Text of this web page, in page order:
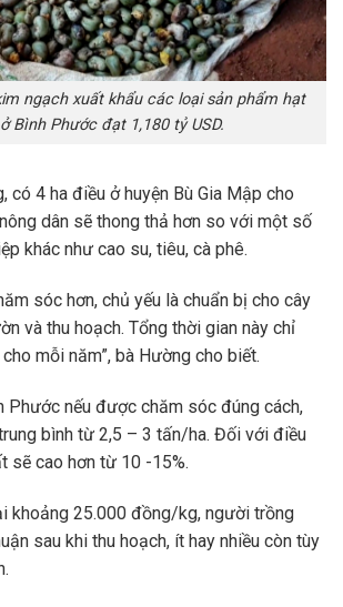
ngạch xuất khẩu các loại sản phẩm hạt
Bình Phước đạt 1,180 tỷ USD.
có 4 ha điều ở huyện Bù Gia Mập cho
dân sẽ thong thả hơn so với một số
khác như cao su, tiêu, cà phê.
sóc hơn, chủ yếu là chuẩn bị cho cây
và thu hoạch. Tổng thời gian này chỉ
mỗi năm”, bà Hường cho biết.
Phước nếu được chăm sóc đúng cách,
bình từ 2,5 – 3 tấn/ha. Đối với điều
sẽ cao hơn từ 10 -15%.
khoảng 25.000 đồng/kg, người trồng
sau khi thu hoạch, ít hay nhiều còn tùy